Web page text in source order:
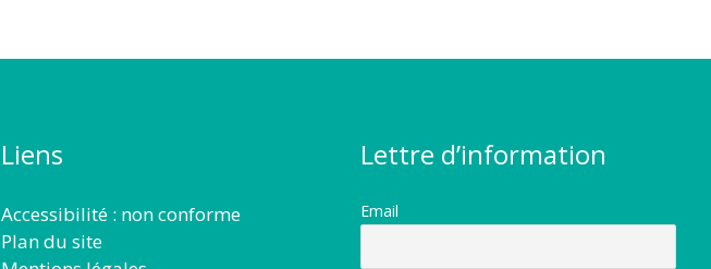
Liens
Accessibilité : non conforme
Plan du site
Lettre d’information
Email